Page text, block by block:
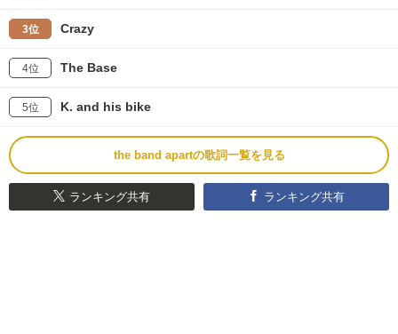
3位 Crazy
4位 The Base
5位 K. and his bike
the band apartの歌詞一覧を見る
ランキング共有 ランキング共有